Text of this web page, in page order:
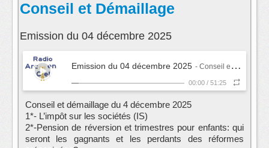
Conseil et Démaillage
Emission du 04 décembre 2025
Emission du 04 décembre 2025 - Conseil et Démaillage
00:00 / 51:25
‌Conseil et démaillage du 4 décembre 2025
1*- L’impôt sur les sociétés (IS)
2*-Pension de réversion et trimestres pour enfants: qui
seront les gagnants et les perdants des réformes